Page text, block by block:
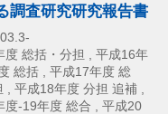
調査研究研究報告書
総括・分担 , 平成16年
総括 , 平成17年度 総
平成18年度 分担 追補 ,
度-19年度 総合 , 平成20